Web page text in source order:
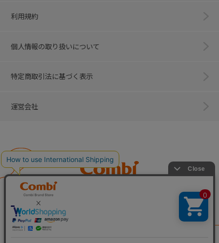
利用規約
個人情報の取り扱いについて
特定商取引法に基づく表示
運営会社